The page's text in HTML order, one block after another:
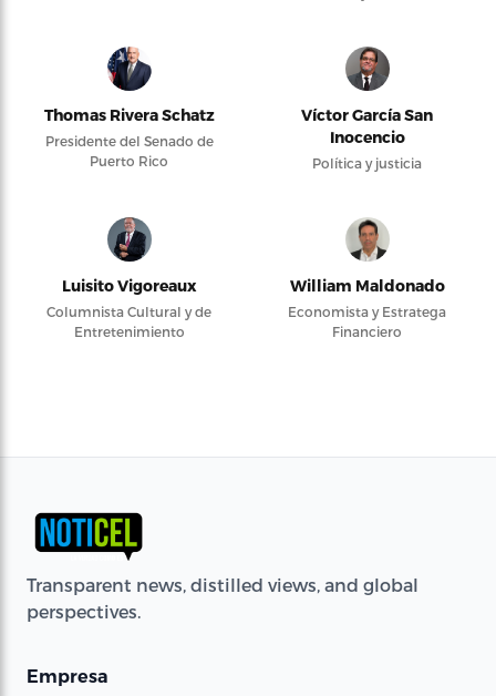
Thomas Rivera Schatz
Presidente del Senado de
Puerto Rico
Víctor García San
Inocencio
Política y justicia
Luisito Vigoreaux
Columnista Cultural y de
Entretenimiento
William Maldonado
Economista y Estratega
Financiero
Transparent news, distilled views, and global
perspectives.
Empresa